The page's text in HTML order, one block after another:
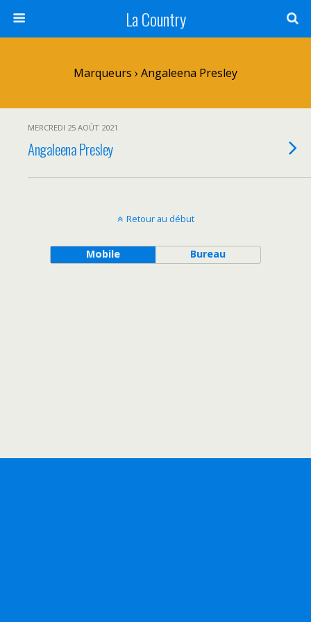
La Country
Marqueurs › Angaleena Presley
MERCREDI 25 AOÛT 2021
Angaleena Presley
Retour au début
Mobile Bureau